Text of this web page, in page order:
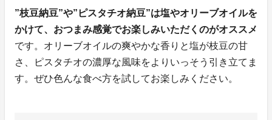
”枝豆納豆”や”ピスタチオ納豆”は塩やオリーブオイルを
かけて、おつまみ感覚でお楽しみいただくのがオススメ
です。オリーブオイルの爽やかな香りと塩が枝豆の甘
さ、ピスタチオの濃厚な風味をよりいっそう引き立てま
す。ぜひ色んな食べ方を試してお楽しみください。